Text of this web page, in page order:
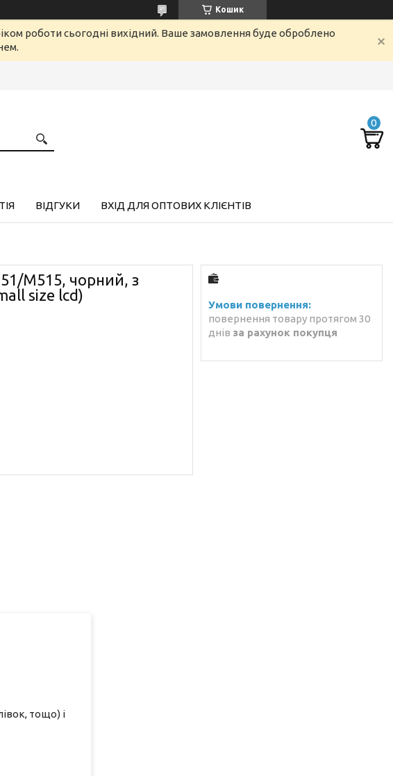
Кошик
роботи сьогодні вихідний. Ваше замовлення буде оброблено
ВІДГУКИ ВХІД ДЛЯ ОПТОВИХ КЛІЄНТІВ
M515, чорний, з
size lcd)
повернення товару протягом 30
днів за рахунок покупця
тощо) і